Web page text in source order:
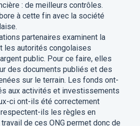
: de meilleurs contrôles.
à cette fin avec la société
partenaires examinent la
les autorités congolaises
public. Pour ce faire, elles
des documents publiés et des
sur le terrain. Les fonds ont-
aux activités et investissements
ci ont-ils été correctement
ils les règles en
de ces ONG permet donc de